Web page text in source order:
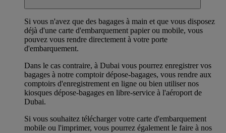
Si vous n'avez que des bagages à main et que vous disposez
déjà d'une carte d'embarquement papier ou mobile, vous
pouvez vous rendre directement à votre porte
d'embarquement.
Dans le cas contraire, à Dubai vous pourrez enregistrer vos
bagages à notre comptoir dépose-bagages, vous rendre aux
comptoirs d'enregistrement en ligne ou bien utiliser nos
kiosques dépose-bagages en libre-service à l'aéroport de
Dubai.
Si vous souhaitez télécharger votre carte d'embarquement
mobile ou l'imprimer, vous pourrez également le faire à nos